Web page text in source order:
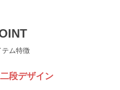
テム特徴
段デザイン